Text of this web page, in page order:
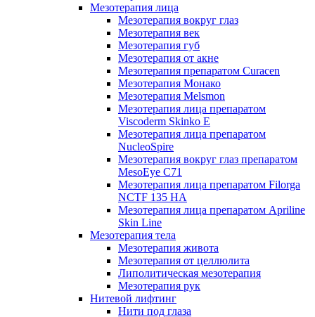
Мезотерапия лица
Мезотерапия вокруг глаз
Мезотерапия век
Мезотерапия губ
Мезотерапия от акне
Мезотерапия препаратом Curacen
Мезотерапия Монако
Мезотерапия Melsmon
Мезотерапия лица препаратом
Viscoderm Skinko E
Мезотерапия лица препаратом
NucleoSpire
Мезотерапия вокруг глаз препаратом
MesoEye С71
Мезотерапия лица препаратом Filorga
NCTF 135 HA
Мезотерапия лица препаратом Apriline
Skin Line
Мезотерапия тела
Мезотерапия живота
Мезотерапия от целлюлита
Липолитическая мезотерапия
Мезотерапия рук
Нитевой лифтинг
Нити под глаза